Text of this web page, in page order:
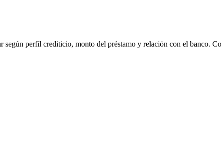
según perfil crediticio, monto del préstamo y relación con el banco.